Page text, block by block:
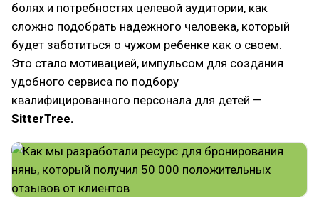
болях и потребностях целевой аудитории, как
сложно подобрать надежного человека, который
будет заботиться о чужом ребенке как о своем.
Это стало мотивацией, импульсом для создания
удобного сервиса по подбору
квалифицированного персонала для детей —
SitterTree.